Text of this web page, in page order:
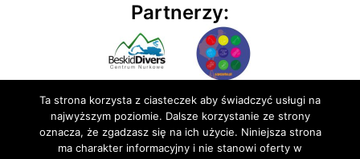
Partnerzy:
Ta strona korzysta z ciasteczek aby świadczyć usługi na
najwyższym poziomie. Dalsze korzystanie ze strony
oznacza, że zgadzasz się na ich użycie. Niniejsza strona
ma charakter informacyjny i nie stanowi oferty w